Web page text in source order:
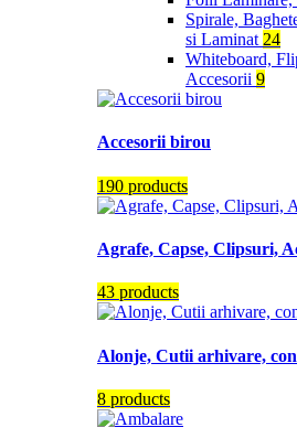
Spirale,
si Laminat 24
Whiteboard,
Accesorii 9
Accesorii birou
190 products
Agrafe, Capse, Clipsuri,
43 products
Alonje, Cutii arhivare,
8 products